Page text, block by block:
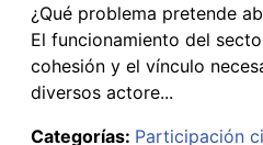
¿Qué problema pretende
El funcionamiento del
cohesión y el vínculo
diversos actore...
Categorías: Participación